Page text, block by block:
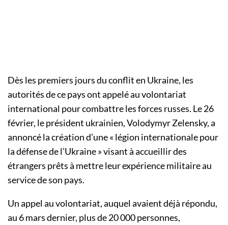
Dès les premiers jours du conflit en Ukraine, les
autorités de ce pays ont appelé au volontariat
international pour combattre les forces russes. Le 26
février, le président ukrainien, Volodymyr Zelensky, a
annoncé la création d’une « légion internationale pour
la défense de l’Ukraine » visant à accueillir des
étrangers prêts à mettre leur expérience militaire au
service de son pays.
Un appel au volontariat, auquel avaient déjà répondu,
au 6 mars dernier, plus de 20 000 personnes,